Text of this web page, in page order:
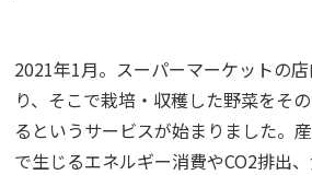
運営会社
2021年1月。スーパーマーケットの
り、そこで栽培・収穫した野菜をそ
るというサービスが始まりました。
で生じるエネルギー消費やCO2排出